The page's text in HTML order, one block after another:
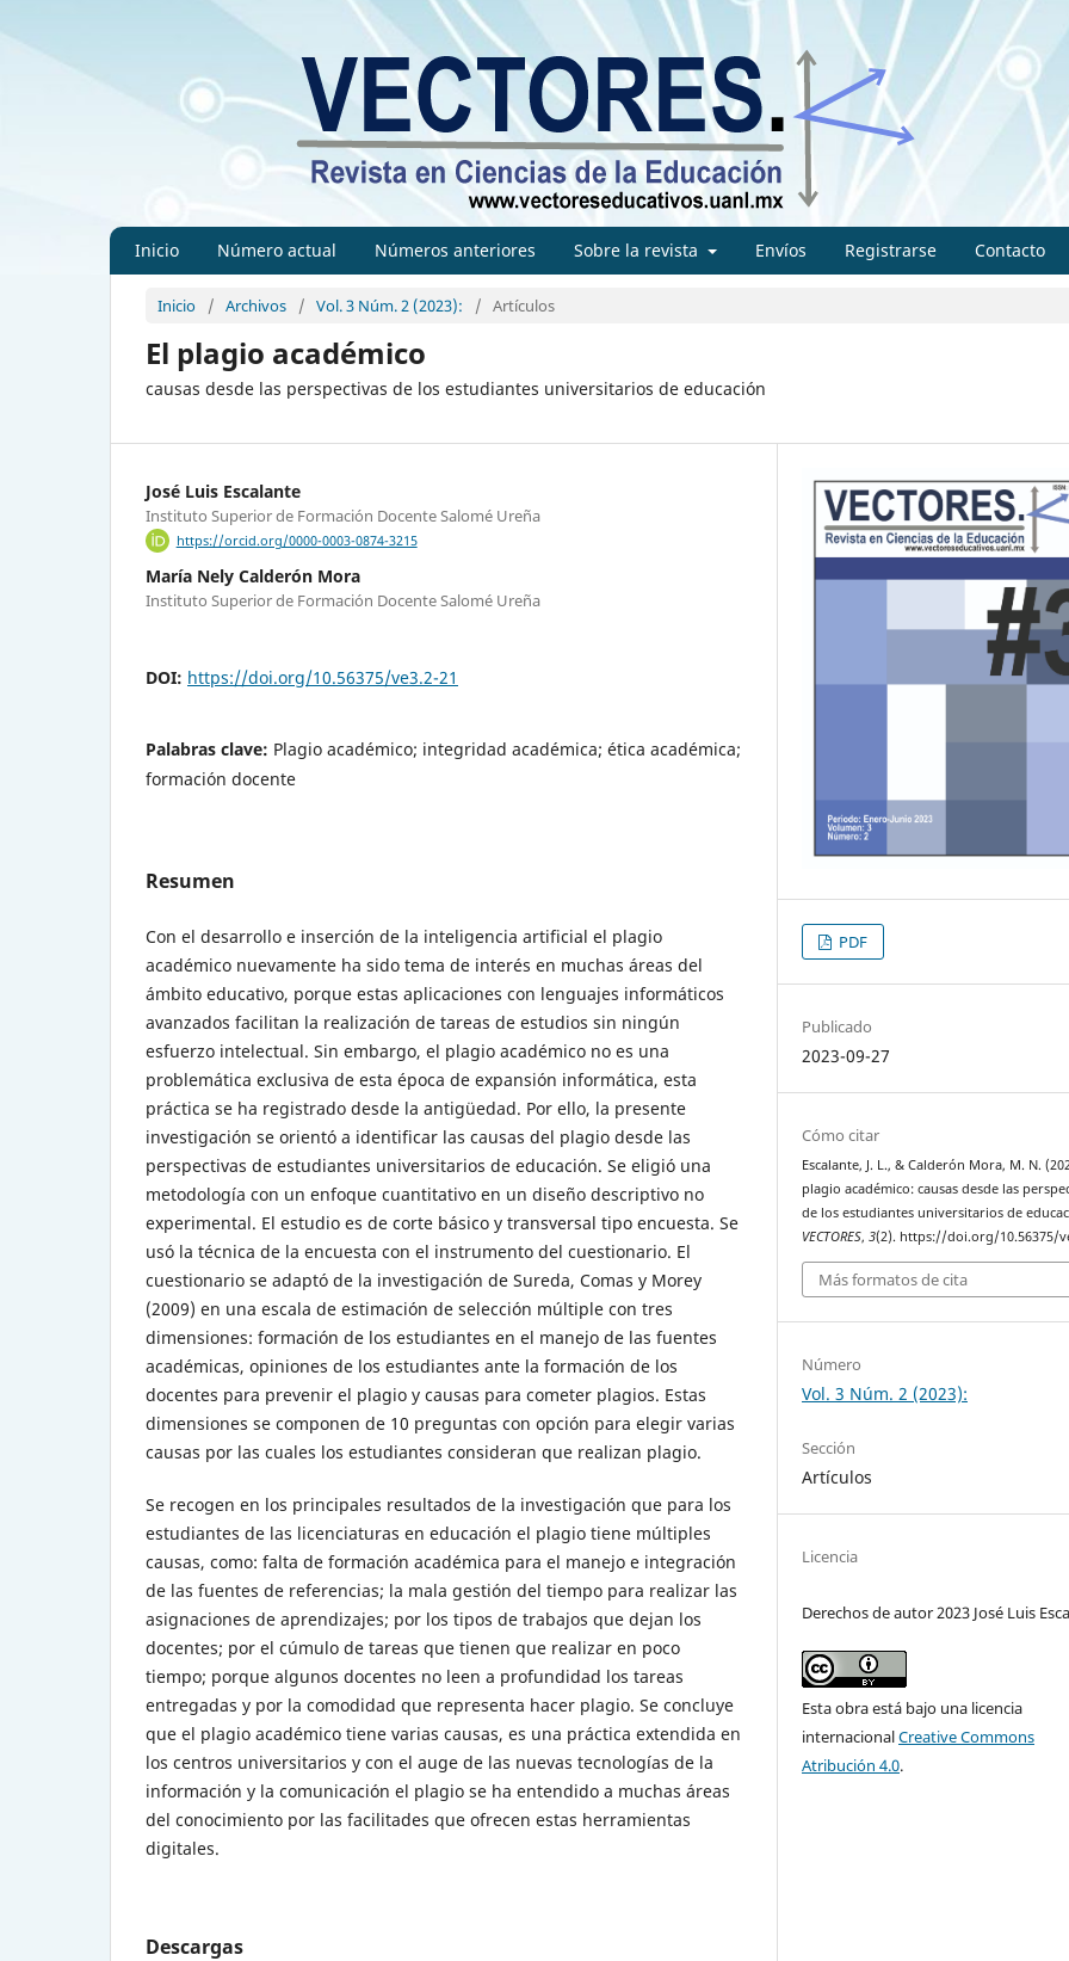
Inicio Número actual Números anteriores Sobre la revista Envíos Registrarse Contacto
Inicio / Archivos / Vol. 3 Núm. 2 (2023): / Artículos
El plagio académico
causas desde las perspectivas de los estudiantes universitarios de educación
José Luis Escalante
Instituto Superior de Formación Docente Salomé Ureña
https://orcid.org/0000-0003-0874-3215
María Nely Calderón Mora
Instituto Superior de Formación Docente Salomé Ureña
DOI: https://doi.org/10.56375/ve3.2-21
Palabras clave: Plagio académico; integridad académica; ética académica;
formación docente
Resumen
Con el desarrollo e inserción de la inteligencia artificial el plagio
académico nuevamente ha sido tema de interés en muchas áreas del
ámbito educativo, porque estas aplicaciones con lenguajes informáticos
avanzados facilitan la realización de tareas de estudios sin ningún
esfuerzo intelectual. Sin embargo, el plagio académico no es una
problemática exclusiva de esta época de expansión informática, esta
práctica se ha registrado desde la antigüedad. Por ello, la presente
investigación se orientó a identificar las causas del plagio desde las
perspectivas de estudiantes universitarios de educación. Se eligió una
metodología con un enfoque cuantitativo en un diseño descriptivo no
experimental. El estudio es de corte básico y transversal tipo encuesta. Se
usó la técnica de la encuesta con el instrumento del cuestionario. El
cuestionario se adaptó de la investigación de Sureda, Comas y Morey
(2009) en una escala de estimación de selección múltiple con tres
dimensiones: formación de los estudiantes en el manejo de las fuentes
académicas, opiniones de los estudiantes ante la formación de los
docentes para prevenir el plagio y causas para cometer plagios. Estas
dimensiones se componen de 10 preguntas con opción para elegir varias
causas por las cuales los estudiantes consideran que realizan plagio.
Se recogen en los principales resultados de la investigación que para los
estudiantes de las licenciaturas en educación el plagio tiene múltiples
causas, como: falta de formación académica para el manejo e integración
de las fuentes de referencias; la mala gestión del tiempo para realizar las
asignaciones de aprendizajes; por los tipos de trabajos que dejan los
docentes; por el cúmulo de tareas que tienen que realizar en poco
tiempo; porque algunos docentes no leen a profundidad los tareas
entregadas y por la comodidad que representa hacer plagio. Se concluye
que el plagio académico tiene varias causas, es una práctica extendida en
los centros universitarios y con el auge de las nuevas tecnologías de la
información y la comunicación el plagio se ha entendido a muchas áreas
del conocimiento por las facilitades que ofrecen estas herramientas
digitales.
Descargas
PDF
Publicado
2023-09-27
Cómo citar
Escalante, J. L., & Calderón Mora, M. N.
plagio académico: causas desde las
de los estudiantes universitarios de
VECTORES,3(2). https://doi.org/10.56375/
Más formatos de cita
Número
Vol. 3 Núm. 2 (2023):
Sección
Artículos
Licencia
Derechos de autor 2023 José Luis
Esta obra está bajo una licencia
internacionalCreative Commons
Atribución 4.0.